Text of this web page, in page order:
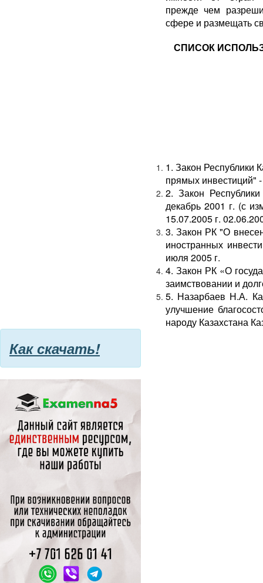
прежде чем
сфере и размещать
СПИСОК
1. Закон Республики
прямых инвестиций"
2. Закон
декабрь 2001 г. (с
15.07.2005 г.
3. Закон РК "О
ино­странных
июля 2005 г.
4. Закон РК «О
заимствовании и
5. Назарбаев Н.А.
улуч­шение
народу Казахста­на
Как скачать!